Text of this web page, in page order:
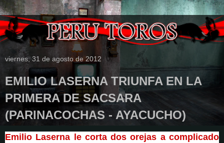
viernes, 31 de agosto de 2012
EMILIO LASERNA TRIUNFA EN LA
PRIMERA DE SACSARA
(PARINACOCHAS - AYACUCHO)
Emilio Laserna le corta dos orejas a complicado